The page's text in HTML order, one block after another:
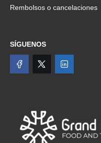
Rembolsos o cancelaciones
SÍGUENOS